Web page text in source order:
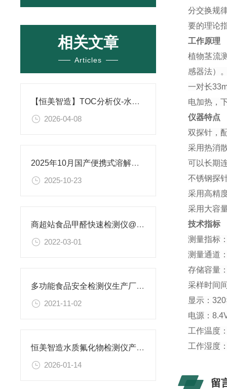
相关文章
Articles
【恒美智造】TOC分析仪-水中总有机碳分析仪深度测评：性价比与合规性测评
2026-04-08
2025年10月国产便携式溶解氧测定仪排名出炉，恒美智造自动识别传感器亮眼
2025-10-23
商超站食品甲醛快速检测仪@恒美出新品价格《2022饮食新闻》
2022-03-01
多功能食品安全检测仪生产厂家@2021价格
2021-11-02
恒美智造水质氟化物检测仪产品知识图谱报告书
2026-01-14
分交换规
要的理论
工作原理
植物茎流
感器法）
一对长
电加热，
仪器特点
双探针，
采用热消
可以长期
不锈钢探
采用高精
采用大容
技术指标
测量指标
测量通道
存储容量
采样时间
显示：
电源：
工作温度
工作湿度
留